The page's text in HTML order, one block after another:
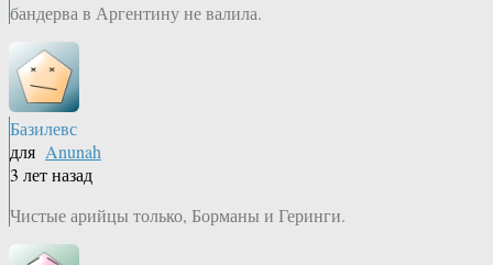
бандерва в Аргентину не валила.
Базилевс
для Anunah
3 лет назад
Чистые арийцы только, Борманы и Геринги.